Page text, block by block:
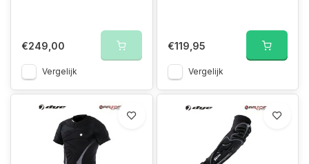
€249,00
Vergelijk
€119,95
Vergelijk